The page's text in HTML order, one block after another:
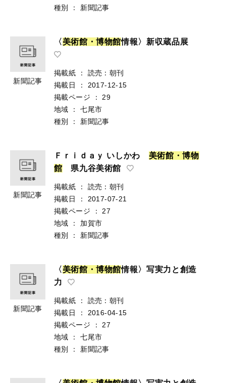
種別
： 新聞記事
新聞記事
〈 美術館 ・博物館情報〉新収蔵品展
掲載紙 ：
読売：朝刊
掲載日
：
2017-12-15
掲載ページ
：
29
地域
：
七尾市
種別
： 新聞記事
新聞記事
Ｆｒｉｄａｙ いしかわ 美術館 ・博物
館 県九谷美術館
掲載紙 ：
読売：朝刊
掲載日
：
2017-07-21
掲載ページ
：
27
地域
：
加賀市
種別
： 新聞記事
新聞記事
〈 美術館 ・博物館情報〉写実力と創造
力
掲載紙 ：
読売：朝刊
掲載日
：
2016-04-15
掲載ページ
：
27
地域
：
七尾市
種別
： 新聞記事